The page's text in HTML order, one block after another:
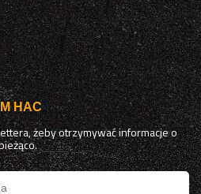
НАС
żeby otrzymywać informacje o